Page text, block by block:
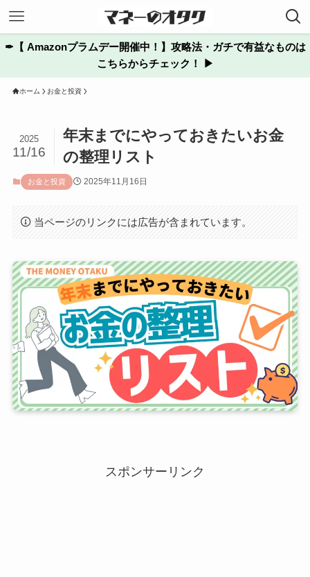
✒︎【 Amazonプラムデー開催中！】攻略法・ガチで有益なものは
こちらからチェック！ ▶
ホーム お金と投資
年末までにやっておきたいお金
の整理リスト
2025
11/16
お金と投資 2025年11月16日
当ページのリンクには広告が含まれています。
スポンサーリンク